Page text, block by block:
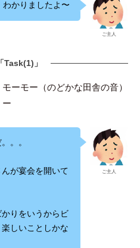
ご主人
わかりましたよ〜
Task(1)」
ーモー（のどかな田舎の音）
ー
ご主人
。。
が宴会を開いて
りをいうからビ
しいことしかな